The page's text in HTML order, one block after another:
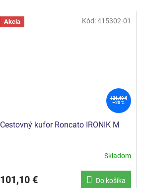
Akcia
126,40 €
–20 %
Cestovný kufor Roncato IRONIK M
Skladom
101,10 € Do košíka
Kód:415302-01